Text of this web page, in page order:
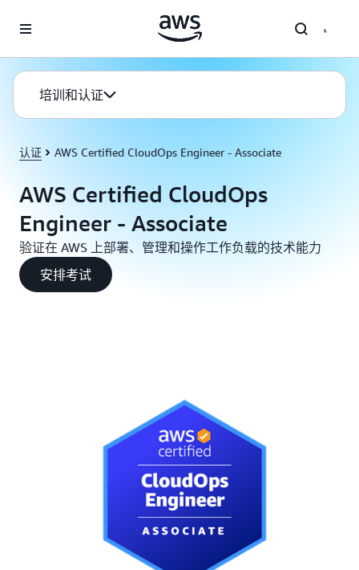
培训和认证
认证 AWS Certified CloudOps Engineer - Associate
AWS Certified CloudOps
Engineer - Associate
验证在 AWS 上部署、管理和操作工作负载的技术能力
安排考试